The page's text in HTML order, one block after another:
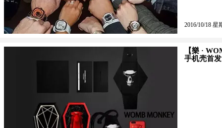
2016/10/18 星
【樂 ·
手机壳首发